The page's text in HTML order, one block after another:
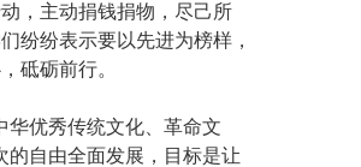
，主动捐钱捐物，尽己所
纷纷表示要以先进为榜样，
砥砺前行。
华优秀传统文化、革命文
的自由全面发展，目标是让